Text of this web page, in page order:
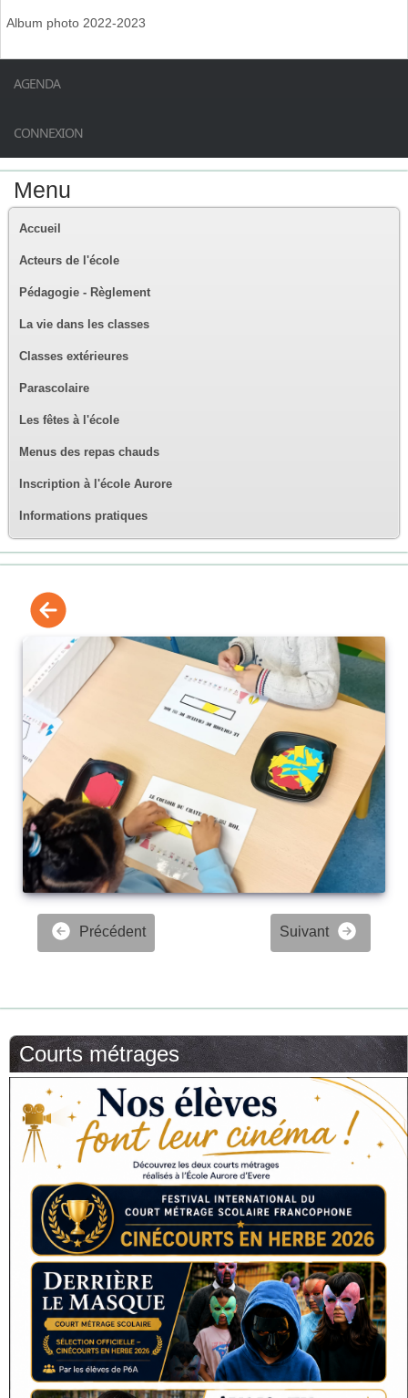
Album photo 2022-2023
AGENDA
CONNEXION
Menu
Accueil
Acteurs de l'école
Pédagogie - Règlement
La vie dans les classes
Classes extérieures
Parascolaire
Les fêtes à l'école
Menus des repas chauds
Inscription à l'école Aurore
Informations pratiques
Précédent Suivant
Courts métrages